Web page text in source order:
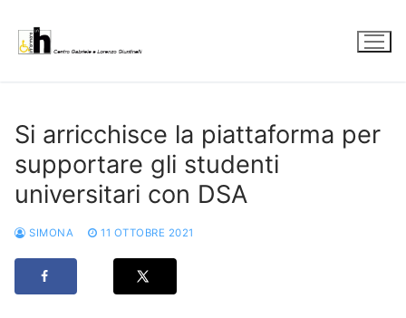
contenuto
Si arricchisce la piattaforma per
supportare gli studenti
universitari con DSA
SIMONA 11 OTTOBRE 2021